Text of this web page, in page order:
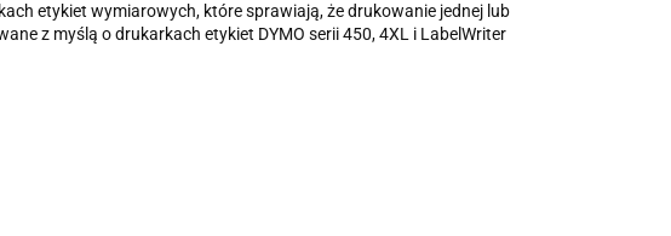
etykiet wymiarowych, które sprawiają, że drukowanie jednej lub
z myślą o drukarkach etykiet DYMO serii 450, 4XL i LabelWriter